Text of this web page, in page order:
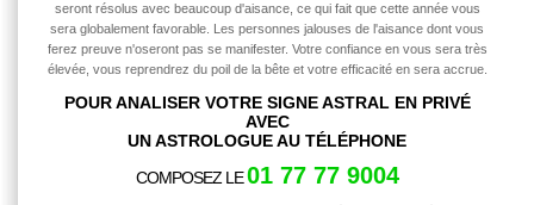
seront résolus avec beaucoup d'aisance, ce qui fait que cette année vous
sera globalement favorable. Les personnes jalouses de l'aisance dont vous
ferez preuve n'oseront pas se manifester. Votre confiance en vous sera très
élevée, vous reprendrez du poil de la bête et votre efficacité en sera accrue.
POUR ANALISER VOTRE SIGNE ASTRAL EN PRIVÉ
AVEC
UN ASTROLOGUE AU TÉLÉPHONE
COMPOSEZ LE01 77 77 9004